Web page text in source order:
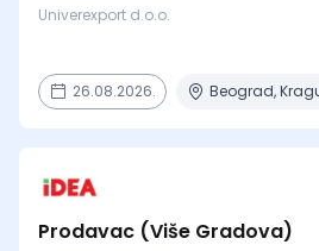
Univerexport d.o.o.
26.08.2026.
Prodavac (Više Gradova)